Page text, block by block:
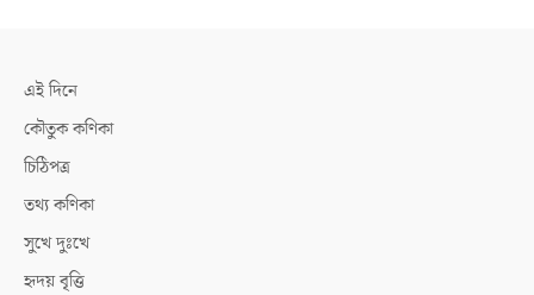
এই দিনে
কৌতুক কণিকা
চিঠিপত্র
তথ্য কণিকা
সুখে দুঃখে
হৃদয় বৃত্তি